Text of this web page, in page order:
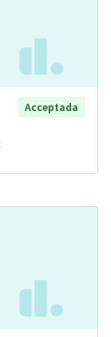
Acceptada